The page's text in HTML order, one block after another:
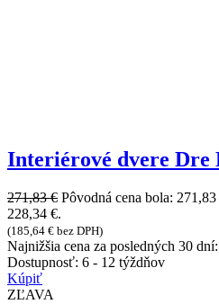
Interiérové dvere Dre
271,83€ Pôvodná cena bola: 271,83
228,34 €.
(185,64 € bez DPH)
Najnižšia cena za posledných 30 dní:
Dostupnosť: 6 - 12 týždňov
Kúpiť
ZĽAVA